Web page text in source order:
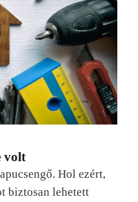
volt
Hol ezért,
biztosan lehetett